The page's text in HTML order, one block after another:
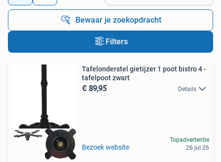
Bewaar je zoekopdracht
Filters
Tafelonderstel gietijzer 1 poot bistro 4 -
tafelpoot zwart
€ 89,95 Details
Bezoek website
Topadvertentie
26 jul 26